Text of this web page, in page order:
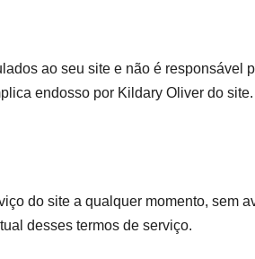
ao seu site e não é responsável
endosso por Kildary Oliver do
do site a qualquer momento, sem
desses termos de serviço.